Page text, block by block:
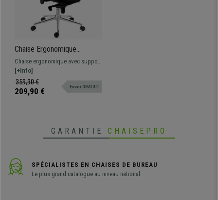
Chaise Ergonomique
LAMBO, Utilisation 8h/jour,
Support Lombaire, Noir
Chaise ergonomique avec support
lombaire ajustable. Adaptée à un
usage intensif de 8 heures
[+Info]
359,90 €
209,90 € Envoi GRATUIT
GARANTIE CHAISEPRO
SPÉCIALISTES EN CHAISES DE BUREAU
Le plus grand catalogue au niveau national